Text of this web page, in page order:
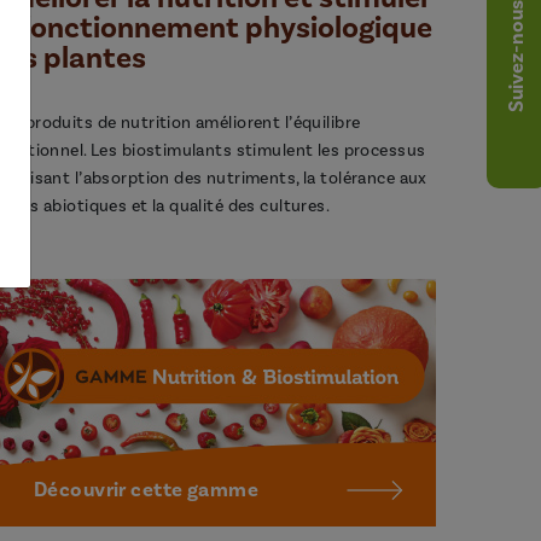
le fonctionnement physiologique
des plantes
Nos produits de nutrition améliorent l’équilibre
nutritionnel. Les biostimulants stimulent les processus
l’absorption des nutriments, la tolérance aux
stress abiotiques et la qualité des cultures.
Découvrir cette gamme
Suivez-nous